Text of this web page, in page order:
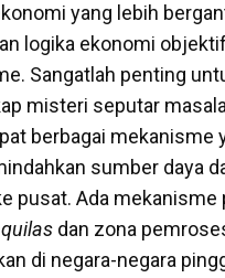
yang lebih
logika ekonomi
Sangatlah penting
misteri seputar
berbagai mekanisme
sumber daya
pusat. Ada mekanisme
dan zona
di negara-negara